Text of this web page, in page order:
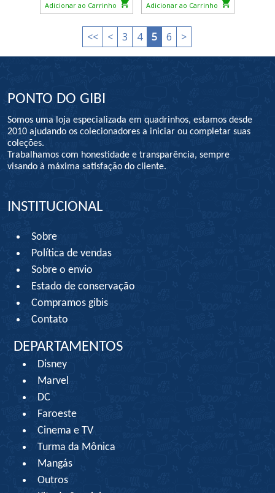
Adicionar ao Carrinho Adicionar ao Carrinho
<< < 3 4 5 6 >
PONTO DO GIBI
Somos uma loja especializada em quadrinhos, estamos desde
2010 ajudando os colecionadores a iniciar ou completar suas
coleções.
Trabalhamos com honestidade e transparência, sempre
visando à máxima satisfação do cliente.
INSTITUCIONAL
Sobre
Política de vendas
Sobre o envio
Estado de conservação
Compramos gibis
Contato
DEPARTAMENTOS
Disney
Marvel
DC
Faroeste
Cinema e TV
Turma da Mônica
Mangás
Outros